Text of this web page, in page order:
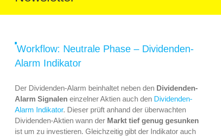
Phase
–
Dividenden-
Indikator
Workflow: Neutrale Phase – Dividenden-
Alarm Indikator
Der Dividenden-Alarm beinhaltet neben den Dividenden-
Alarm Signalen einzelner Aktien auch den Dividenden-
Alarm Indikator. Dieser prüft anhand der überwachten
Dividenden-Aktien wann der Markt tief genug gesunken
ist um zu investieren. Gleichzeitig gibt der Indikator auch